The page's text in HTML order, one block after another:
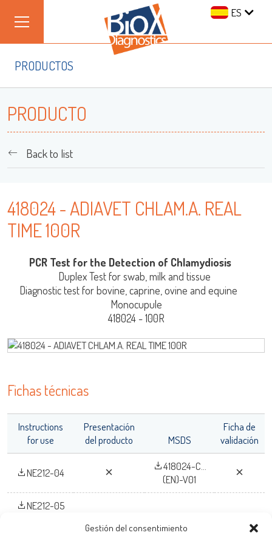
Gestión del consentimiento
ES
/ ADIAMAG™
PRODUCTOS
PRODUCTO
Back to list
418024 - ADIAVET CHLAM.A. REAL
TIME 100R
PCR Test for the Detection of Chlamydiosis
Duplex Test for swab, milk and tissue
Diagnostic test for bovine, caprine, ovine and equine
Monocupule
418024 - 100R
Fichas técnicas
Instructions
for use
Presentación
del producto
MSDS
Ficha de
validación
NE212-04
418024-C...
(EN)-V01
NE212-05
Iniciar Sesión
Nombre de Usuario
Contraseña
Olvidó su contraseña ?
OK
adiagene@adiagene.fr